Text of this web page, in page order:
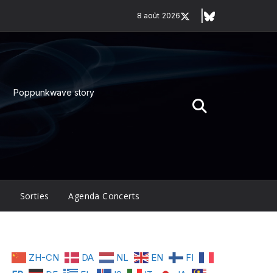
8 août 2026
Poppunkwave story
Sorties Agenda Concerts
ZH-CN DA NL EN
FI